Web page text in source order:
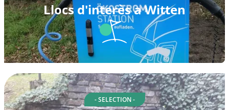
Llocs d'interès a Witten
- SELECTION -